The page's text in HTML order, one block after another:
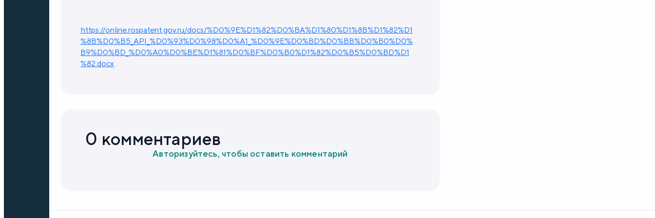
https://online.rospatent.gov.ru/docs/%D0%9E%D1%82%D0%BA%D1%80%D1%8B%D1%82%D1
%8B%D0%B5_API_%D0%93%D0%98%D0%A1_%D0%9E%D0%BD%D0%BB%D0%B0%D0%
B9%D0%BD_%D0%A0%D0%BE%D1%81%D0%BF%D0%B0%D1%82%D0%B5%D0%BD%D1
%82.docx
0 комментариев
Авторизуйтесь, чтобы оставить комментарий